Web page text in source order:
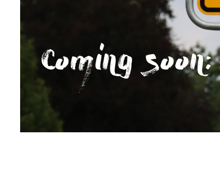
The Upgrade